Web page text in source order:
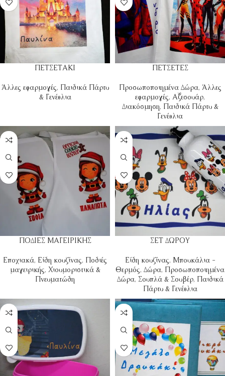
ΠΕΤΣΕΤΑΚΙ
Άλλες εφαρμογές, Παιδικά Πάρτυ
& Γενέθλια
ΠΕΤΣΕΤΕΣ
Προσωποποιημένα Δώρα, Άλλες
εφαρμογές, Αξεσουάρ,
Διακόσμηση, Παιδικά Πάρτυ &
Γενέθλια
ΠΟΔΙΕΣ ΜΑΓΕΙΡΙΚΗΣ
Εποχιακά, Είδη κουζίνας, Ποδιές
μαγειρικής, Χιουμοριστικά &
Πνευματώδη
ΣΕΤ ΔΩΡΟΥ
Είδη κουζίνας, Μπουκάλια -
Θερμός, Δώρα, Προσωποποιημένα
Δώρα, Σουπλά & Σουβέρ, Παιδικά
Πάρτυ & Γενέθλια